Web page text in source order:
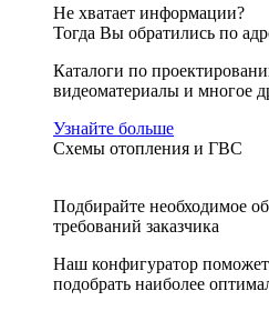
Не хватает информации?
Тогда Вы обратились по
Каталоги по
видеоматериалы и многое
Узнайте больше
Схемы отопления и ГВС
Подбирайте необходимое
требований заказчика
Наш конфигуратор
подобрать наиболее